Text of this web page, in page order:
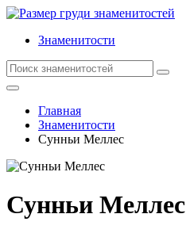
Знаменитости
Главная
Знаменитости
Сунньи Меллес
Сунньи Меллес